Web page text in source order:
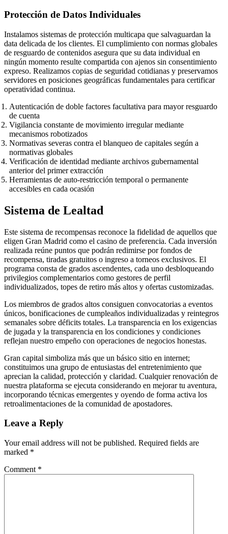
Protección de Datos Individuales
Instalamos sistemas de protección multicapa que salvaguardan la
data delicada de los clientes. El cumplimiento con normas globales
de resguardo de contenidos asegura que su data individual en
ningún momento resulte compartida con ajenos sin consentimiento
expreso. Realizamos copias de seguridad cotidianas y preservamos
servidores en posiciones geográficas fundamentales para certificar
operatividad continua.
Autenticación de doble factores facultativa para mayor resguardo
de cuenta
Vigilancia constante de movimiento irregular mediante
mecanismos robotizados
Normativas severas contra el blanqueo de capitales según a
normativas globales
Verificación de identidad mediante archivos gubernamental
anterior del primer extracción
Herramientas de auto-restricción temporal o permanente
accesibles en cada ocasión
Sistema de Lealtad
Este sistema de recompensas reconoce la fidelidad de aquellos que
eligen Gran Madrid como el casino de preferencia. Cada inversión
realizada reúne puntos que podrán redimirse por fondos de
recompensa, tiradas gratuitos o ingreso a torneos exclusivos. El
programa consta de grados ascendentes, cada uno desbloqueando
privilegios complementarios como gestores de perfil
individualizados, topes de retiro más altos y ofertas customizadas.
Los miembros de grados altos consiguen convocatorias a eventos
únicos, bonificaciones de cumpleaños individualizadas y reintegros
semanales sobre déficits totales. La transparencia en los exigencias
de jugada y la transparencia en los condiciones y condiciones
reflejan nuestro empeño con operaciones de negocios honestas.
Gran capital simboliza más que un básico sitio en internet;
constituimos una grupo de entusiastas del entretenimiento que
aprecian la calidad, protección y claridad. Cualquier renovación de
nuestra plataforma se ejecuta considerando en mejorar tu aventura,
incorporando técnicas emergentes y oyendo de forma activa los
retroalimentaciones de la comunidad de apostadores.
Leave a Reply
Your email address will not be published. Required fields are
marked *
Comment *